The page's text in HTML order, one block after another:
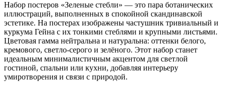
Набор постеров «Зеленые стебли» — это пара ботанических
иллюстраций, выполненных в спокойной скандинавской
эстетике. На постерах изображены частушник тривиальный и
куркума Гейна с их тонкими стеблями и крупными листьями.
Цветовая гамма нейтральна и натуральна: оттенки белого,
кремового, светло-серого и зелёного. Этот набор станет
идеальным минималистичным акцентом для светлой
гостиной, спальни или кухни, добавляя интерьеру
умиротворения и связи с природой.